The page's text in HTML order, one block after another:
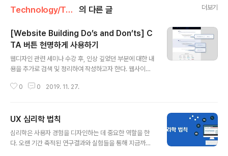
Technology/Tech Insight 의 다른 글 더보기
[Website Building Do’s and Don’ts] C
TA 버튼 현명하게 사용하기
웹디자인 관련 세미나 수강 후, 인상 깊었던 부분에 대한 내
용을 추가로 검색 및 정리하여 작성하고자 한다. 웹사이트
To Action'을 줄여 CTA라고 표기하며 '목표 달성 버
이지에 따라 그 종류가 약간씩 달라진다. CTA 버튼은 방문
자(유저)들이 해당 페이지의 주요 메시지를 잘 확인하였는
지 알 수 있게 해준다. 단순히 페이지를 보는 것으로 끝나는
0 0 2019. 11. 27.
UX 심리학 법칙
심리학은 사용자 경험을 디자인하는 데 중요한 역할을 한
다. 오랜 기간 축적된 연구결과와 실험들을 통해 지금까지